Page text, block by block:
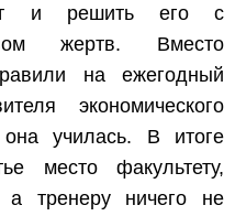
и решить его с
жертв. Вместо
на ежегодный
экономического
училась. В итоге
место факультету,
а тренеру ничего не